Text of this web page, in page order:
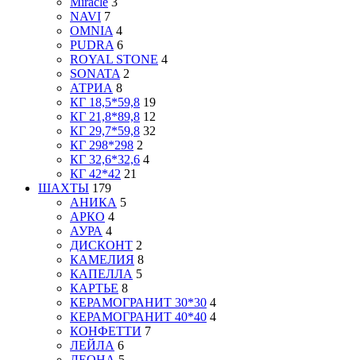
NAVI 7
OMNIA 4
PUDRA 6
ROYAL STONE 4
SONATA 2
АТРИА 8
КГ 18,5*59,8 19
КГ 21,8*89,8 12
КГ 29,7*59,8 32
КГ 298*298 2
КГ 32,6*32,6 4
КГ 42*42 21
ШАХТЫ 179
АНИКА 5
АРКО 4
АУРА 4
ДИСКОНТ 2
КАМЕЛИЯ 8
КАПЕЛЛА 5
КАРТЬЕ 8
КЕРАМОГРАНИТ 30*30 4
КЕРАМОГРАНИТ 40*40 4
КОНФЕТТИ 7
ЛЕЙЛА 6